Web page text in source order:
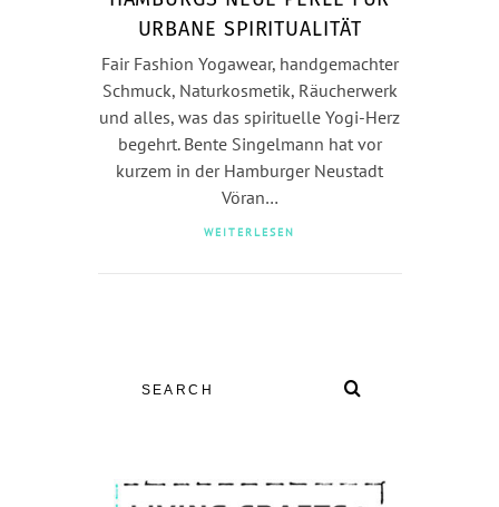
URBANE SPIRITUALITÄT
Fair Fashion Yogawear, handgemachter
Schmuck, Naturkosmetik, Räucherwerk
und alles, was das spirituelle Yogi-Herz
begehrt. Bente Singelmann hat vor
kurzem in der Hamburger Neustadt
Vöran…
WEITERLESEN